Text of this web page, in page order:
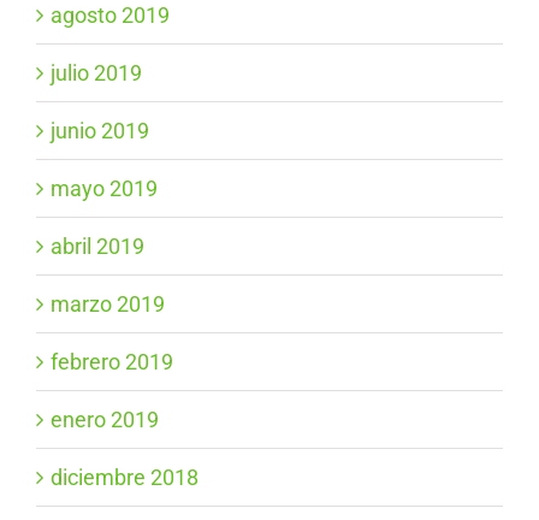
agosto 2019
julio 2019
junio 2019
mayo 2019
abril 2019
marzo 2019
febrero 2019
enero 2019
diciembre 2018